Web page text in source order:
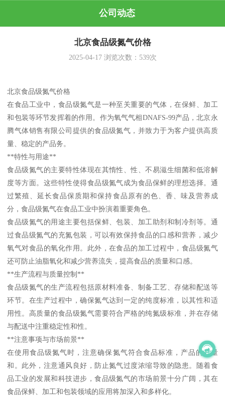
公司动态
北京食品级氮气价格
2025-04-17浏览次数： 539次
北京食品级氮气价格
在食品工业中，食品级氮气是一种至关重要的气体，在保鲜、加工
和包装等环节发挥着的作用。作为氧气气相DNAFS-99产品，北京永
腾气体销售有限公司提供的食品级氮气，并致力于为客户提供高质
量、稳定的产品务。
**特性与用途**
食品级氮气的主要特性体现在其惰性、性、不易滋生细菌和低溶解
度等方面。这些特性使得食品级氮气成为食品保鲜的理想选择。通
过繁殖、延长食品保质期和保持食品原有的色、香、味及营养成
分，食品级氮气在食品工业中扮演着重要角色。
食品级氮气的用途主要包括保鲜、包装、加工助剂和制冷剂等。通
过食品级氮气的充氮包装，可以有效保持食品的口感和营养，减少
氧气对食品的氧化作用。此外，在食品的加工过程中，食品级氮气
还可防止油脂氧化和减少营养流失，提高食品的质量和口感。
**生产流程与质量控制**
食品级氮气的生产流程包括原材料准备、制备工艺、存储和配送等
环节。在生产过程中，确保氮气达到一定的纯度标准，以其性和适
用性。高质量的食品级氮气需要符合严格的纯氮级标准，并在存储
与配送中注重稳定性和性。
**注意事项与市场前景**
在使用食品级氮气时，注意确保氮气符合食品标准，产品的质量
和。此外，注意通风良好，防止氮气过度浓缩导致的隐患。随着食
品工业的发展和科技进步，食品级氮气的市场前景十分广阔，其在
食品保鲜、加工和包装领域的应用将加深入和多样化。